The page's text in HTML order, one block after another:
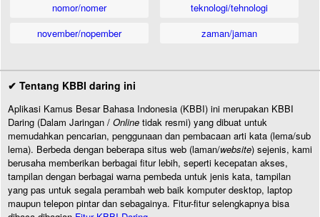
nomor/nomer
november/nopember
teknologi/tehnologi
zaman/jaman
✔ Tentang KBBI daring ini
Aplikasi Kamus Besar Bahasa Indonesia (KBBI) ini merupakan KBBI
Daring (Dalam Jaringan / Online tidak resmi) yang dibuat untuk
memudahkan pencarian, penggunaan dan pembacaan arti kata (lema/sub
lema). Berbeda dengan beberapa situs web (laman/website) sejenis, kami
berusaha memberikan berbagai fitur lebih, seperti kecepatan akses,
tampilan dengan berbagai warna pembeda untuk jenis kata, tampilan
yang pas untuk segala perambah web baik komputer desktop, laptop
maupun telepon pintar dan sebagainya. Fitur-fitur selengkapnya bisa